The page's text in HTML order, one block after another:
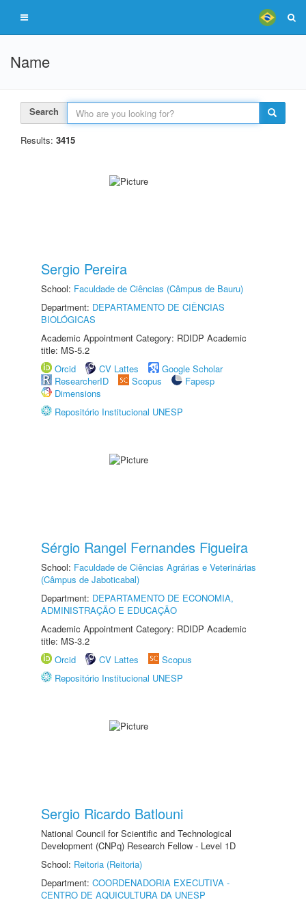
Name
Search
Results: 3415
Sergio Pereira
School: Faculdade de Ciências (Câmpus de Bauru)
Department: DEPARTAMENTO DE CIÊNCIAS
BIOLÓGICAS
Academic Appointment Category: RDIDP Academic
title: MS-5.2
Orcid
CV Lattes
Google Scholar
ResearcherID
Scopus
Fapesp
Dimensions
Repositório Institucional UNESP
Sérgio Rangel Fernandes Figueira
School: Faculdade de Ciências Agrárias e Veterinárias
(Câmpus de Jaboticabal)
Department: DEPARTAMENTO DE ECONOMIA,
ADMINISTRAÇÃO E EDUCAÇÃO
Academic Appointment Category: RDIDP Academic
title: MS-3.2
Orcid
CV Lattes
Scopus
Repositório Institucional UNESP
Sergio Ricardo Batlouni
National Council for Scientific and Technological
Development (CNPq) Research Fellow - Level 1D
School: Reitoria (Reitoria)
Department: COORDENADORIA EXECUTIVA -
CENTRO DE AQUICULTURA DA UNESP